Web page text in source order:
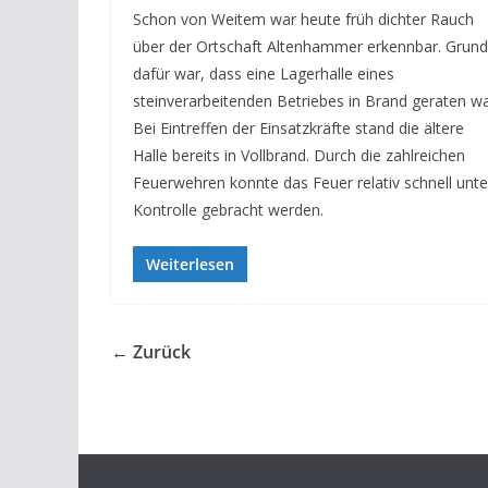
Schon von Weitem war heute früh dichter Rauch
über der Ortschaft Altenhammer erkennbar. Grund
dafür war, dass eine Lagerhalle eines
steinverarbeitenden Betriebes in Brand geraten
Bei Eintreffen der Einsatzkräfte stand die ältere
Halle bereits in Vollbrand. Durch die zahlreichen
Feuerwehren konnte das Feuer relativ schnell
Kontrolle gebracht werden.
Weiterlesen
← Zurück